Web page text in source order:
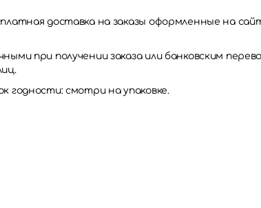
доставка на заказы оформленные на
при получении заказа или банковским
годности: смотри на упаковке.